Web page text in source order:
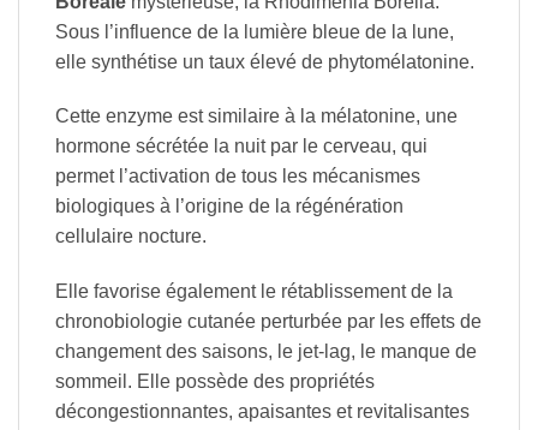
Sous l’influence de la lumière bleue de la lune,
elle synthétise un taux élevé de phytomélatonine.
Cette enzyme est similaire à la mélatonine, une
hormone sécrétée la nuit par le cerveau, qui
permet l’activation de tous les mécanismes
biologiques à l’origine de la régénération
cellulaire nocture.
Elle favorise également le rétablissement de la
chronobiologie cutanée perturbée par les effets de
changement des saisons, le jet-lag, le manque de
sommeil. Elle possède des propriétés
décongestionnantes, apaisantes et revitalisantes